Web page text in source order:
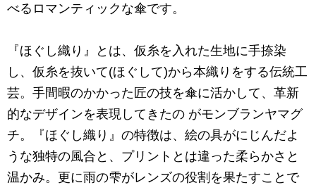
べるロマンティックな傘です。
『ほぐし織り』とは、仮糸を入れた生地に手捺染
し、仮糸を抜いて(ほぐして)から本織りをする伝統工
芸。手間暇のかかった匠の技を傘に活かして、革新
的なデザインを表現してきたの がモンブランヤマグ
チ。『ほぐし織り』の特徴は、絵の具がにじんだよ
うな独特の風合と、プリントとは違った柔らかさと
温かみ。更に雨の雫がレンズの役割を果たすことで